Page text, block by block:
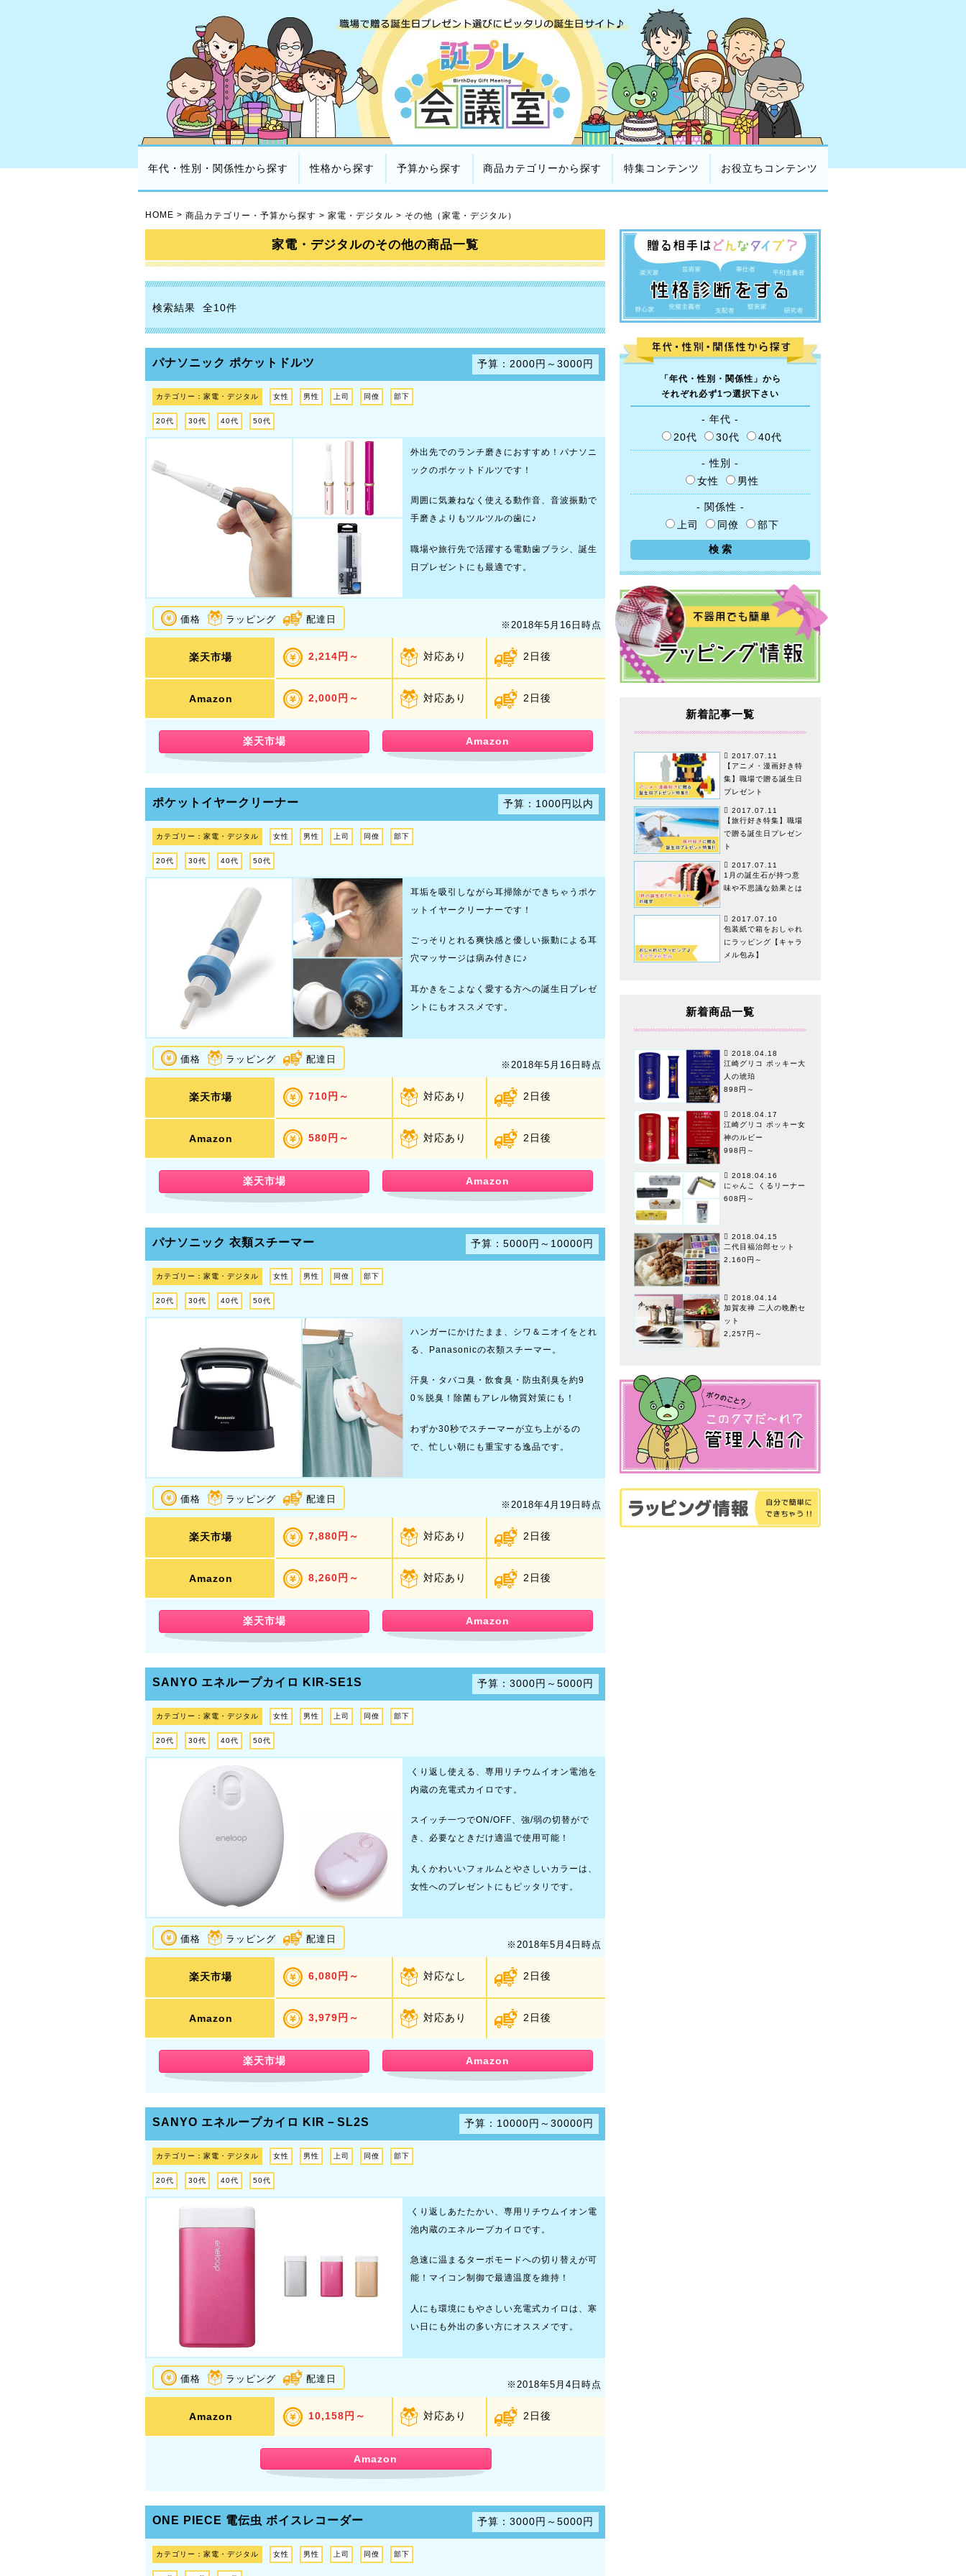
年代・性別・関係性から探す 性格から探す 予算から探す 商品カテゴリーから探す 特集コンテンツ お役立ちコンテンツ
HOME > 商品カテゴリー・予算から探す > 家電・デジタル > その他（家電・デジタル）
家電・デジタルのその他の商品一覧
検索結果 全10件
パナソニック ポケットドルツ 予算：2000円～3000円
カテゴリー：家電・デジタル 女性 男性 上司 同僚 部下
20代 30代 40代 50代
外出先でのランチ磨きにおすすめ！パナソニ
ックのポケットドルツです！
周囲に気兼ねなく使える動作音、音波振動で
手磨きよりもツルツルの歯に♪
職場や旅行先で活躍する電動歯ブラシ、誕生
日プレゼントにも最適です。
価格 ラッピング 配達日
※2018年5月16日時点
楽天市場 2,214円～ 対応あり 2日後
Amazon 2,000円～ 対応あり 2日後
楽天市場 Amazon
ポケットイヤークリーナー 予算：1000円以内
カテゴリー：家電・デジタル 女性 男性 上司 同僚 部下
20代 30代 40代 50代
耳垢を吸引しながら耳掃除ができちゃうポケ
ットイヤークリーナーです！
ごっそりとれる爽快感と優しい振動による耳
穴マッサージは病み付きに♪
耳かきをこよなく愛する方への誕生日プレゼ
ントにもオススメです。
価格 ラッピング 配達日
※2018年5月16日時点
楽天市場 710円～ 対応あり 2日後
Amazon 580円～ 対応あり 2日後
楽天市場 Amazon
パナソニック 衣類スチーマー 予算：5000円～10000円
カテゴリー：家電・デジタル 女性 男性 同僚 部下
20代 30代 40代 50代
ハンガーにかけたまま、シワ＆ニオイをとれ
る、Panasonicの衣類スチーマー。
汗臭・タバコ臭・飲食臭・防虫剤臭を約9
0％脱臭！除菌もアレル物質対策にも！
わずか30秒でスチーマーが立ち上がるの
で、忙しい朝にも重宝する逸品です。
価格 ラッピング 配達日
※2018年4月19日時点
楽天市場 7,880円～ 対応あり 2日後
Amazon 8,260円～ 対応あり 2日後
楽天市場 Amazon
SANYO エネループカイロ KIR-SE1S 予算：3000円～5000円
カテゴリー：家電・デジタル 女性 男性 上司 同僚 部下
20代 30代 40代 50代
くり返し使える、専用リチウムイオン電池を
内蔵の充電式カイロです。
スイッチ一つでON/OFF、強/弱の切替がで
き、必要なときだけ適温で使用可能！
丸くかわいいフォルムとやさしいカラーは、
女性へのプレゼントにもピッタリです。
価格 ラッピング 配達日
※2018年5月4日時点
楽天市場 6,080円～ 対応なし 2日後
Amazon 3,979円～ 対応あり 2日後
楽天市場 Amazon
SANYO エネループカイロ KIR－SL2S 予算：10000円～30000円
カテゴリー：家電・デジタル 女性 男性 上司 同僚 部下
20代 30代 40代 50代
くり返しあたたかい、専用リチウムイオン電
池内蔵のエネループカイロです。
急速に温まるターボモードへの切り替えが可
能！マイコン制御で最適温度を維持！
人にも環境にもやさしい充電式カイロは、寒
い日にも外出の多い方にオススメです。
価格 ラッピング 配達日
※2018年5月4日時点
Amazon 10,158円～ 対応あり 2日後
Amazon
ONE PIECE 電伝虫 ボイスレコーダー 予算：3000円～5000円
カテゴリー：家電・デジタル 女性 男性 上司 同僚 部下
「年代・性別・関係性」から
それぞれ必ず1つ選択下さい
- 年代 -
20代
30代 40代
- 性別 -
女性
男性
- 関係性 -
上司
同僚 部下
新着記事一覧
2017.07.11
【アニメ・漫画好き特
集】職場で贈る誕生日
プレゼント
2017.07.11
【旅行好き特集】職場
で贈る誕生日プレゼン
ト
2017.07.11
1月の誕生石が持つ意
味や不思議な効果とは
2017.07.10
包装紙で箱をおしゃれ
にラッピング【キャラ
メル包み】
新着商品一覧
2018.04.18
江崎グリコ ポッキー大
人の琥珀
898円～
2018.04.17
江崎グリコ ポッキー女
神のルビー
998円～
2018.04.16
にゃんこ くるリーナー
608円～
2018.04.15
二代目福治郎セット
2,160円～
2018.04.14
加賀友禅 二人の晩酌セ
ット
2,257円～